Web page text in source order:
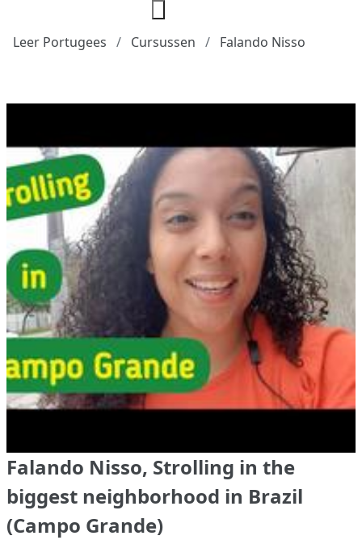
Leer Portugees Cursussen Falando Nisso
Falando Nisso, Strolling in the
biggest neighborhood in Brazil
(Campo Grande)